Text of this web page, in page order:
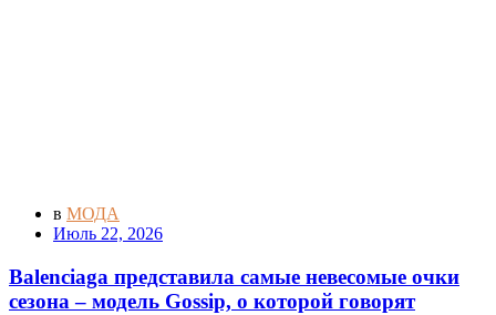
в МОДА
Июль 22, 2026
Balenciaga представила самые невесомые очки
сезона – модель Gossip, о которой говорят